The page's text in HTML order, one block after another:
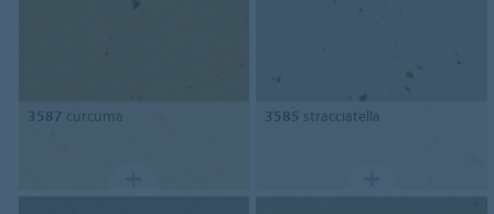
3587 curcuma 3585 stracciatella